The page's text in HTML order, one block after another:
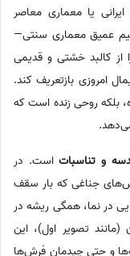
یا معماری معاصر
عمیق معماری سنتی—
از کالبد خشتی و قدیمی
امروزی بازتعریف کند.
بلکه روحی زنده است که
و تناسباتاست. در
جناغی که بار سقف
در نما، همگی ریشه در
تصویر اول)، این
و حتی چیدمان فرش‌ها